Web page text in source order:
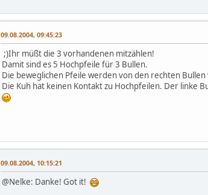
09.08.2004, 09:45:23
;)Ihr müßt die 3 vorhandenen mitzählen!
Damit sind es 5 Hochpfeile für 3 Bullen.
Die beweglichen Pfeile werden von den rechten
Die Kuh hat keinen Kontakt zu Hochpfeilen. Der linke
09.08.2004, 10:15:21
@Nelke: Danke! Got it!